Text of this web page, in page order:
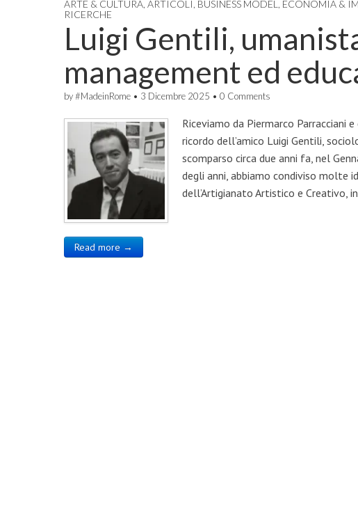
ARTE & CULTURA ARTICOLI BUSINESS MODEL ECONOMIA &
RICERCHE
Luigi Gentili,
management ed
by#MadeinRome • 3 Dicembre 2025 • 0 Comments
Riceviamo da Piermarco Parracciani
ricordo dell’amico Luigi Gentili,
scomparso circa due anni fa, nel
degli anni, abbiamo condiviso molte
dell’Artigianato Artistico e Creativo,
Read more →